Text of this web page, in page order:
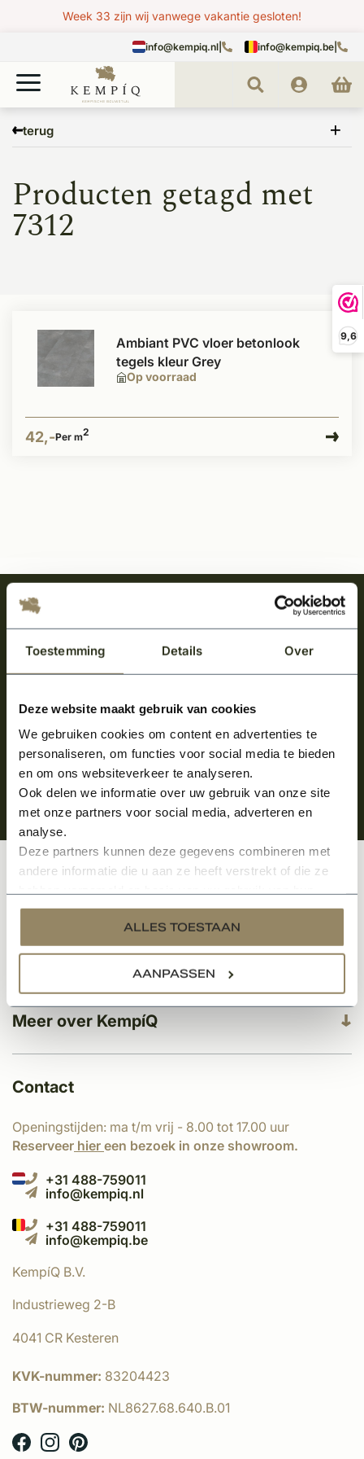
Toestemming Details Over
Deze website maakt gebruik van cookies
We gebruiken cookies om content en advertenties te
personaliseren, om functies voor social media te bieden
en om ons websiteverkeer te analyseren.
Ook delen we informatie over uw gebruik van onze site
met onze partners voor social media, adverteren en
analyse.
Deze partners kunnen deze gegevens combineren met
andere informatie die u aan ze heeft verstrekt of die ze
services.
ALLES TOESTAAN
AANPASSEN
9,6
Week 33 zijn wij vanwege vakantie gesloten!
info@kempiq.nl info@kempiq.be
terug
7312
Producten getagd met
7312
Op voorraad
Ambiant PVC vloer betonlook
tegels kleur Grey
42,-Per m2
Meld je aan en ontvang het laatste nieuws
over onze kempische bouwstijl!
Aanmelden voor de nieuwsbrief
Meer over KempíQ
Klantenservice
Categorieën
Contact
Openingstijden: ma t/m vrij - 8.00 tot 17.00 uur
Reserveer hier een bezoek in onze showroom.
+31 488-759011
info@kempiq.nl
+31 488-759011
info@kempiq.be
KempíQ B.V.
Industrieweg 2-B
4041 CR Kesteren
KVK-nummer: 83204423
BTW-nummer: NL8627.68.640.B.01